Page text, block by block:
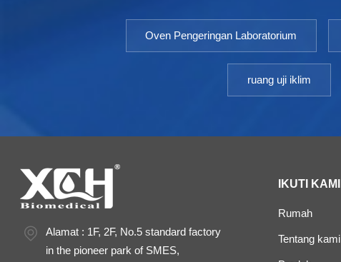
Oven Pengeringan Laboratorium
ruang uji iklim
Alamat : 1F, 2F, No.5 standard factory
in the pioneer park of SMES,
IKUTI KAMI
Rumah
Tentang kami